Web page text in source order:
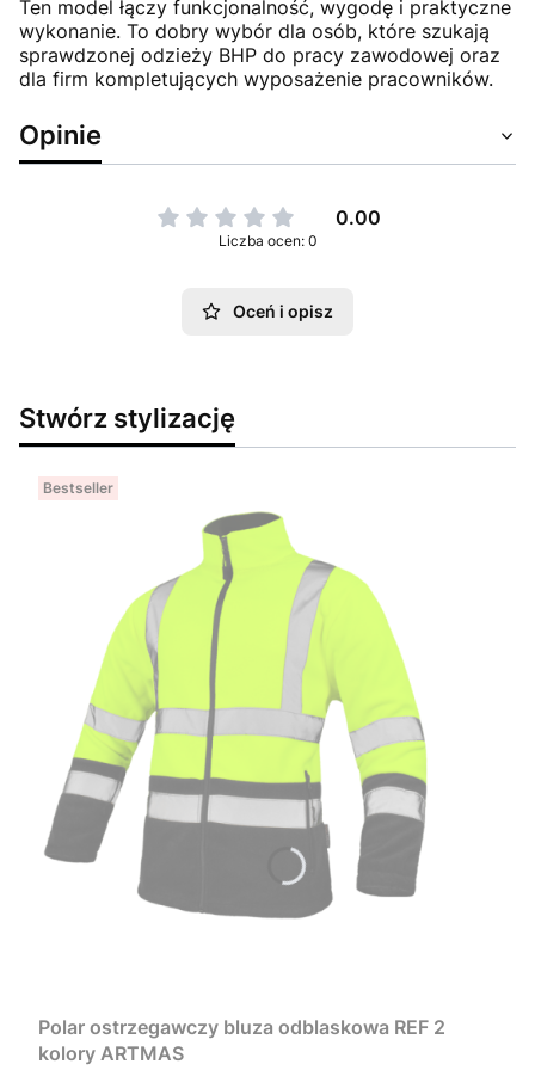
Ten model łączy funkcjonalność, wygodę i praktyczne
wykonanie. To dobry wybór dla osób, które szukają
sprawdzonej odzieży BHP do pracy zawodowej oraz
dla firm kompletujących wyposażenie pracowników.
Opinie
0.00
Liczba ocen: 0
Oceń i opisz
Stwórz stylizację
Bestseller
Polar ostrzegawczy bluza odblaskowa REF 2
kolory ARTMAS